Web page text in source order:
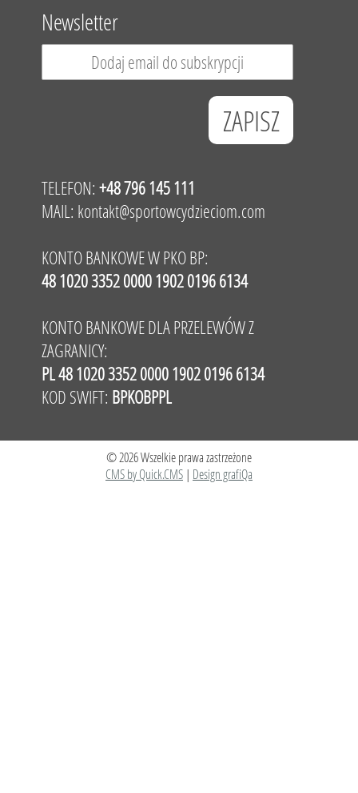
Newsletter
TELEFON: +48 796 145 111
MAIL: kontakt@sportowcydzieciom.com
KONTO BANKOWE W PKO BP:
48 1020 3352 0000 1902 0196 6134
KONTO BANKOWE DLA PRZELEWÓW Z
ZAGRANICY:
PL 48 1020 3352 0000 1902 0196 6134
KOD SWIFT: BPKOBPPL
© 2026 Wszelkie prawa zastrzeżone
CMS by Quick.CMS | Design grafiQa